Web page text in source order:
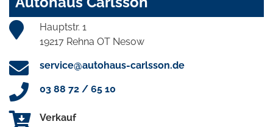
Hauptstr. 1
19217 Rehna OT Nesow
service@autohaus-carlsson.de
03 88 72 / 65 10
Verkauf